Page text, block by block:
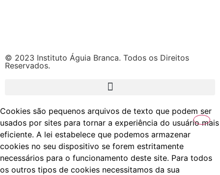
© 2023 Instituto Águia Branca. Todos os Direitos
Reservados.
Cookies são pequenos arquivos de texto que podem ser
usados por sites para tornar a experiência do usuário mais
eficiente. A lei estabelece que podemos armazenar
cookies no seu dispositivo se forem estritamente
necessários para o funcionamento deste site. Para todos
os outros tipos de cookies necessitamos da sua